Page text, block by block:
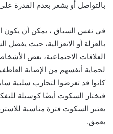
بالتواصل أو يشعر بعدم القدرة
في نفس السياق ، يمكن أن يكون
بالعزلة أو الانعزالية، حيث يفضل
العلاقات الاجتماعية، بعض
لحماية أنفسهم من الإصابة
كانوا قد تعرضوا لتجارب سلبية
فيختار السكوت أيضًا كوسيلة
يعتبر السكوت فترة مناسبة
بعمق.